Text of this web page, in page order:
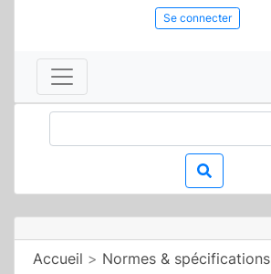
Se connecter
Accueil > Normes & spécifications